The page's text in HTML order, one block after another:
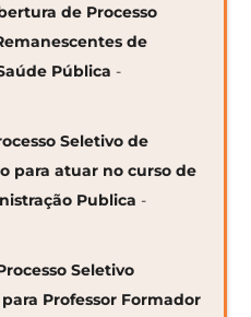
de Processo
de
Pública -
Seletivo de
para atuar no curso de
Publica -
Seletivo
Professor Formador